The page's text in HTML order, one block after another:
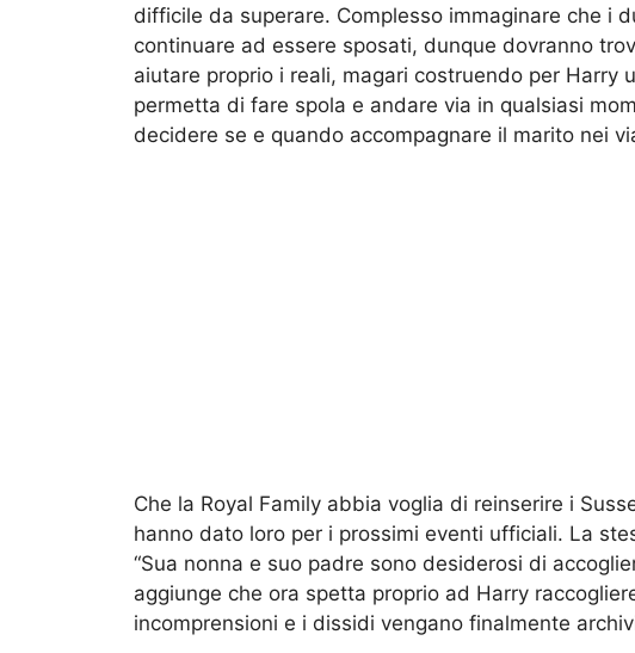
difficile da superare. Complesso immaginare che i
continuare ad essere sposati, dunque dovranno
aiutare proprio i reali, magari costruendo per Harry
permetta di fare spola e andare via in qualsiasi
decidere se e quando accompagnare il marito nei
Che la Royal Family abbia voglia di reinserire i
hanno dato loro per i prossimi eventi ufficiali. La
“Sua nonna e suo padre sono desiderosi di
aggiunge che ora spetta proprio ad Harry
incomprensioni e i dissidi vengano finalmente